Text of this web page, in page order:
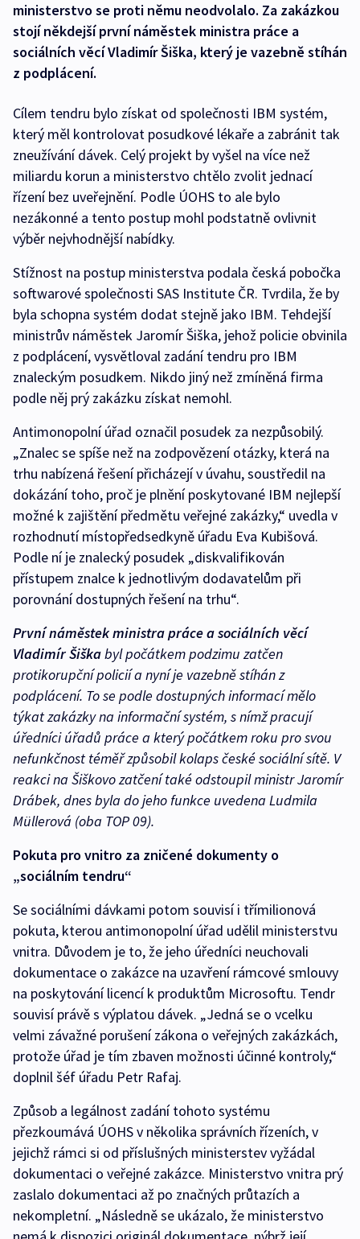
ministerstvo se proti němu neodvolalo. Za zakázkou
stojí někdejší první náměstek ministra práce a
sociálních věcí Vladimír Šiška, který je vazebně stíhán
z podplácení.
Cílem tendru bylo získat od společnosti IBM systém,
který měl kontrolovat posudkové lékaře a zabránit tak
zneužívání dávek. Celý projekt by vyšel na více než
miliardu korun a ministerstvo chtělo zvolit jednací
řízení bez uveřejnění. Podle ÚOHS to ale bylo
nezákonné a tento postup mohl podstatně ovlivnit
výběr nejvhodnější nabídky.
Stížnost na postup ministerstva podala česká pobočka
softwarové společnosti SAS Institute ČR. Tvrdila, že by
byla schopna systém dodat stejně jako IBM. Tehdejší
ministrův náměstek Jaromír Šiška, jehož policie obvinila
z podplácení, vysvětloval zadání tendru pro IBM
znaleckým posudkem. Nikdo jiný než zmíněná firma
podle něj prý zakázku získat nemohl.
Antimonopolní úřad označil posudek za nezpůsobilý.
„Znalec se spíše než na zodpovězení otázky, která na
trhu nabízená řešení přicházejí v úvahu, soustředil na
dokázání toho, proč je plnění poskytované IBM nejlepší
možné k zajištění předmětu veřejné zakázky,“ uvedla v
rozhodnutí místopředsedkyně úřadu Eva Kubišová.
Podle ní je znalecký posudek „diskvalifikován
přístupem znalce k jednotlivým dodavatelům při
porovnání dostupných řešení na trhu“.
První náměstek ministra práce a sociálních věcí
Vladimír Šiškabyl počátkem podzimu zatčen
protikorupční policií a nyní je vazebně stíhán z
podplácení. To se podle dostupných informací mělo
týkat zakázky na informační systém, s nímž pracují
úředníci úřadů práce a který počátkem roku pro svou
nefunkčnost téměř způsobil kolaps české sociální sítě. V
reakci na Šiškovo zatčení také odstoupil ministr Jaromír
Drábek, dnes byla do jeho funkce uvedena Ludmila
Müllerová (oba TOP 09).
Pokuta pro vnitro za zničené dokumenty o
„sociálním tendru“
Se sociálními dávkami potom souvisí i třímilionová
pokuta, kterou antimonopolní úřad udělil ministerstvu
vnitra. Důvodem je to, že jeho úředníci neuchovali
dokumentace o zakázce na uzavření rámcové smlouvy
na poskytování licencí k produktům Microsoftu. Tendr
souvisí právě s výplatou dávek. „Jedná se o vcelku
velmi závažné porušení zákona o veřejných zakázkách,
protože úřad je tím zbaven možnosti účinné kontroly,“
doplnil šéf úřadu Petr Rafaj.
Způsob a legálnost zadání tohoto systému
přezkoumává ÚOHS v několika správních řízeních, v
jejichž rámci si od příslušných ministerstev vyžádal
dokumentaci o veřejné zakázce. Ministerstvo vnitra prý
zaslalo dokumentaci až po značných průtazích a
nekompletní. „Následně se ukázalo, že ministerstvo